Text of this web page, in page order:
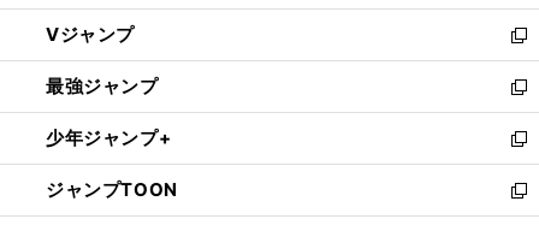
ウ
ィ
ン
ド
ウ
で
開
く
し
い
ウ
ィ
ン
ド
ウ
で
開
Vジャンプ
新
し
い
ウ
ィ
ン
ド
ウ
最強ジャンプ
新
し
い
ウ
ィ
ン
少年ジャンプ+
新
し
い
ウ
ジャンプTOON
新
し